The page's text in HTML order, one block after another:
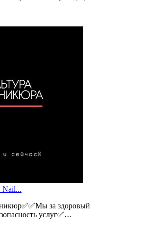
Nail...
за здоровый
услуг✅…